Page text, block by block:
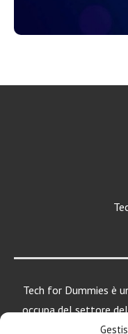
Tech for Dummies è
occupa del settore
una particolare